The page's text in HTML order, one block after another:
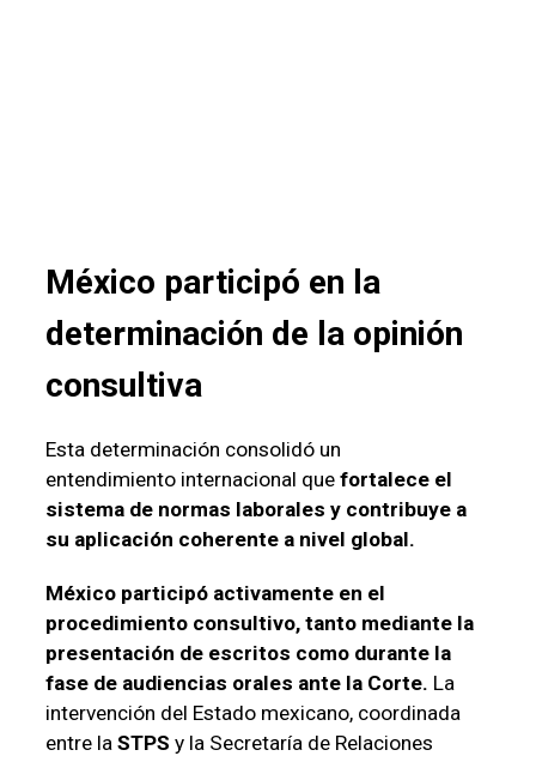
México participó en la
determinación de la opinión
consultiva
Esta determinación consolidó un
entendimiento internacional que fortalece el
sistema de normas laborales y contribuye a
su aplicación coherente a nivel global.
México participó activamente en el
procedimiento consultivo, tanto mediante la
presentación de escritos como durante la
fase de audiencias orales ante la Corte. La
intervención del Estado mexicano, coordinada
entre la STPS y la Secretaría de Relaciones